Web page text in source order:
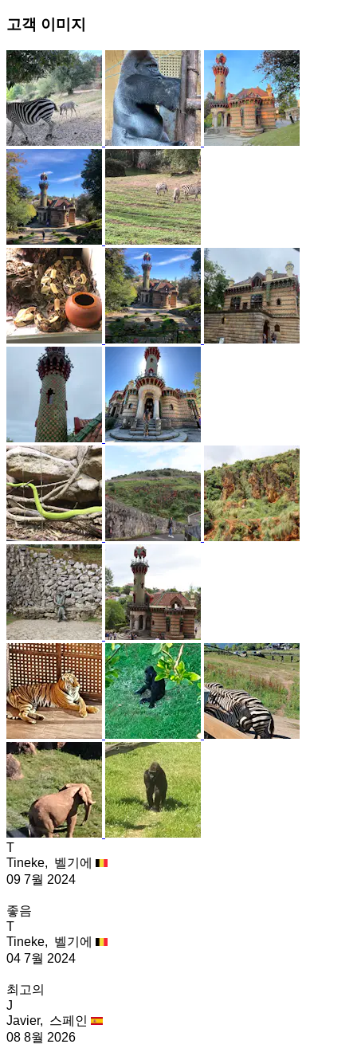
고객 이미지
T
Tineke, 벨기에
09 7월 2024
좋음
T
Tineke, 벨기에
04 7월 2024
최고의
J
Javier, 스페인
08 8월 2026